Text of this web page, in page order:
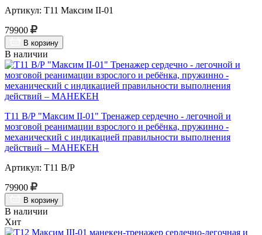
Артикул: Т11 Максим II-01
79900
В корзину
В наличии
Т11 В/Р "Максим II-01" Тренажер сердечно - легочной и
мозговой реанимации взрослого и ребёнка, пружинно -
механический с индикацией правильности выполнения
действий – МАНЕКЕН
Артикул: Т11 В/Р
79900
В корзину
В наличии
Хит